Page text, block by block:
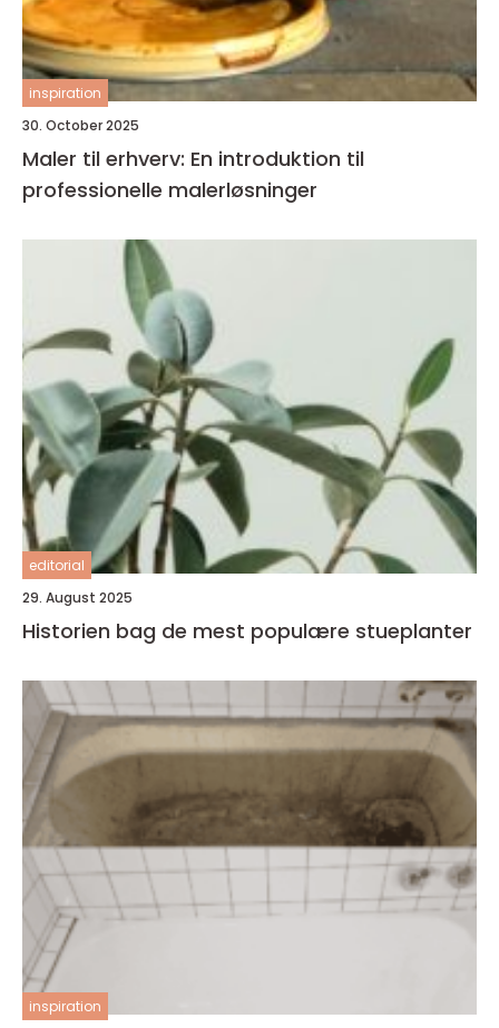
inspiration
30. October 2025
Maler til erhverv: En introduktion til
professionelle malerløsninger
editorial
29. August 2025
Historien bag de mest populære stueplanter
inspiration